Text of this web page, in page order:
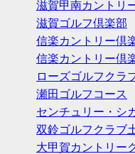
滋賀甲南カントリ
滋賀ゴルフ倶楽部
信楽カントリー倶
信楽カントリー倶
ローズゴルフクラ
瀬田ゴルフコース
センチュリー・シ
双鈴ゴルフクラブ
大甲賀カントリー